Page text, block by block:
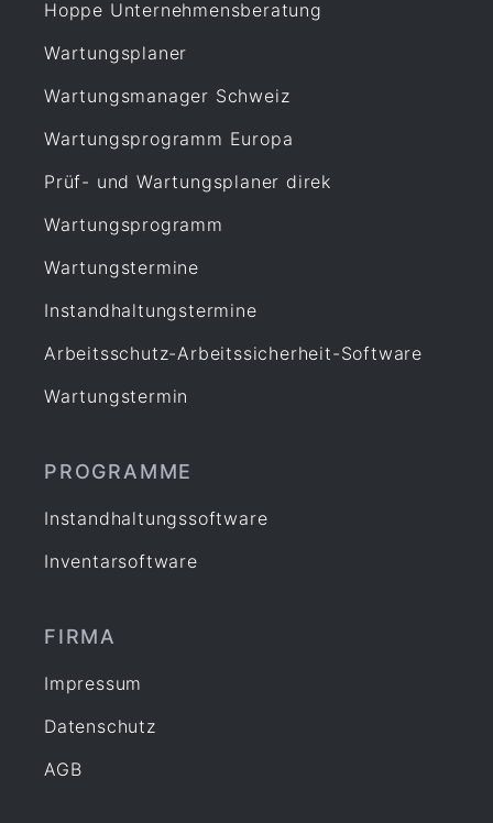
Gesetz
Leiterprüfung
Produktion
Prüfen
Prüfmittel Messmittel
Prüfung Fuhrpark
Sonstiges
Hoppe Unternehmensberatung
Wartungsplaner
Wartungsmanager Schweiz
Wartungsprogramm Europa
Prüf- und Wartungsplaner direk
Wartungsprogramm
Wartungstermine
Instandhaltungstermine
Arbeitsschutz-Arbeitssicherheit-Software
Wartungstermin
PROGRAMME
Instandhaltungssoftware
Inventarsoftware
FIRMA
Impressum
Datenschutz
AGB